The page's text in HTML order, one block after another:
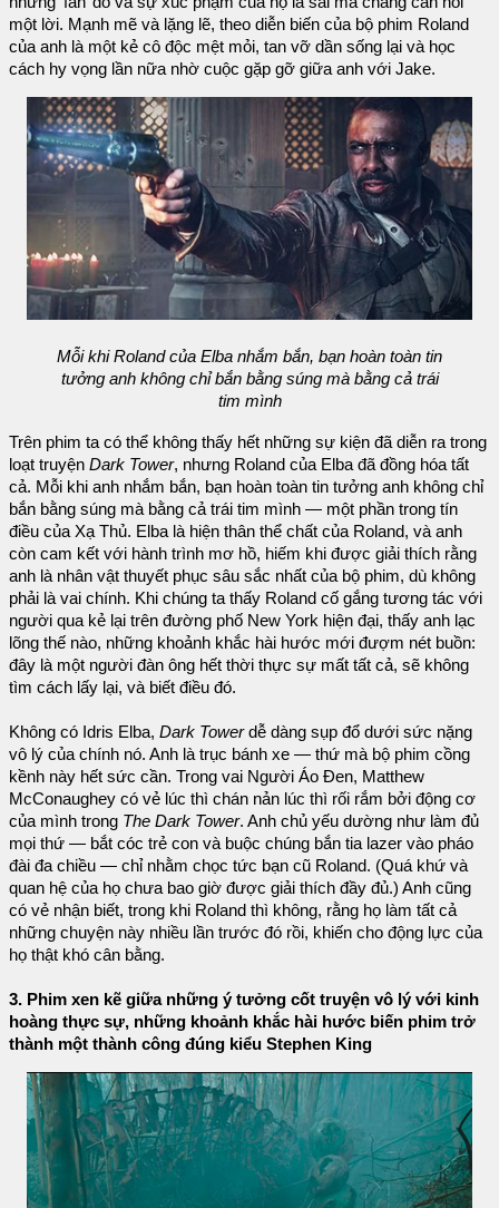
một lời. Mạnh mẽ và lặng lẽ, theo diễn biến của bộ phim Roland
của anh là một kẻ cô độc mệt mỏi, tan vỡ dần sống lại và học
cách hy vọng lần nữa nhờ cuộc gặp gỡ giữa anh với Jake.
Mỗi khi Roland của Elba nhắm bắn, bạn hoàn toàn tin
tưởng anh không chỉ bắn bằng súng mà bằng cả trái
tim mình
Trên phim ta có thể không thấy hết những sự kiện đã diễn ra trong
loạt truyện Dark Tower, nhưng Roland của Elba đã đồng hóa tất
cả. Mỗi khi anh nhắm bắn, bạn hoàn toàn tin tưởng anh không chỉ
bắn bằng súng mà bằng cả trái tim mình — một phần trong tín
điều của Xạ Thủ. Elba là hiện thân thể chất của Roland, và anh
còn cam kết với hành trình mơ hồ, hiếm khi được giải thích rằng
anh là nhân vật thuyết phục sâu sắc nhất của bộ phim, dù không
phải là vai chính. Khi chúng ta thấy Roland cố gắng tương tác với
người qua kẻ lại trên đường phố New York hiện đại, thấy anh lạc
lõng thế nào, những khoảnh khắc hài hước mới đượm nét buồn:
đây là một người đàn ông hết thời thực sự mất tất cả, sẽ không
tìm cách lấy lại, và biết điều đó.
Không có Idris Elba, Dark Towerdễ dàng sụp đổ dưới sức nặng
vô lý của chính nó. Anh là trục bánh xe — thứ mà bộ phim cồng
kềnh này hết sức cần. Trong vai Người Áo Đen, Matthew
McConaughey có vẻ lúc thì chán nản lúc thì rối rắm bởi động cơ
của mình trong The Dark Tower. Anh chủ yếu dường như làm đủ
mọi thứ — bắt cóc trẻ con và buộc chúng bắn tia lazer vào pháo
đài đa chiều — chỉ nhằm chọc tức bạn cũ Roland. (Quá khứ và
quan hệ của họ chưa bao giờ được giải thích đầy đủ.) Anh cũng
có vẻ nhận biết, trong khi Roland thì không, rằng họ làm tất cả
những chuyện này nhiều lần trước đó rồi, khiến cho động lực của
họ thật khó cân bằng.
3. Phim xen kẽ giữa những ý tưởng cốt truyện vô lý với kinh
hoàng thực sự, những khoảnh khắc hài hước biến phim trở
thành một thành công đúng kiểu Stephen King